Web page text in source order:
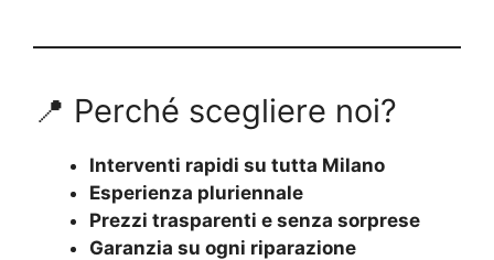
📍 Perché scegliere noi?
Interventi rapidi su tutta Milano
Esperienza pluriennale
Prezzi trasparenti e senza sorprese
Garanzia su ogni riparazione